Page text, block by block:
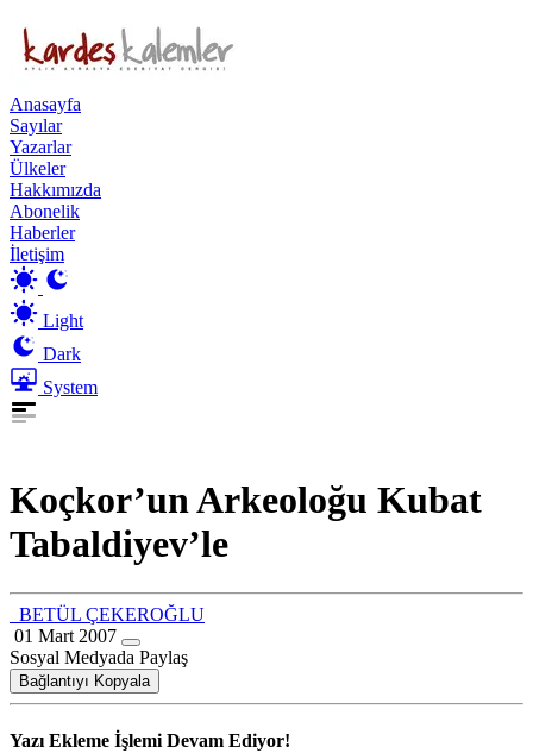
Anasayfa
Sayılar
Yazarlar
Ülkeler
Hakkımızda
Abonelik
Haberler
İletişim
Light
Dark
System
Koçkor’un Arkeoloğu Kubat
Tabaldiyev’le
BETÜL ÇEKEROĞLU
01 Mart 2007
Sosyal Medyada Paylaş
Bağlantıyı Kopyala
Yazı Ekleme İşlemi Devam Ediyor!